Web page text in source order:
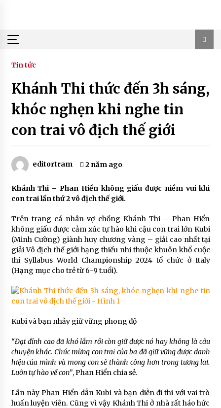
Tin tức
Khánh Thi thức đến 3h sáng,
khóc nghẹn khi nghe tin
con trai vô địch thế giới
editortram 2 năm ago
Khánh Thi – Phan Hiển không giấu được niềm vui khi
con trai lần thứ 2 vô địch thế giới.
Trên trang cá nhân vợ chồng Khánh Thi – Phan Hiển
không giấu được cảm xúc tự hào khi cậu con trai lớn Kubi
(Minh Cường) giành huy chương vàng – giải cao nhất tại
giải Vô địch thế giới hạng thiếu nhi thuộc khuôn khổ cuộc
thi Syllabus World Championship 2024 tổ chức ở Italy
(Hạng mục cho trẻ từ 6-9 t.uổi).
Kubi và bạn nhảy giữ vững phong độ
“Đạt đỉnh cao đã khó lắm rồi còn giữ được nó hay không là câu
chuyện khác. Chúc mừng con trai của ba đã giữ vững được danh
hiệu của mình và mong con sẽ thành công hơn trong tương lai.
Luôn tự hào về con”, Phan Hiển chia sẻ.
Lần này Phan Hiển dẫn Kubi và bạn diễn đi thi với vai trò
huấn luyện viên. Cũng vì vậy Khánh Thi ở nhà rất háo hức